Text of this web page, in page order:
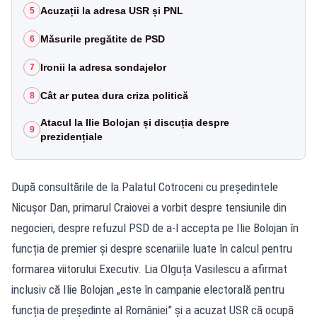
5 Acuzații la adresa USR și PNL
6 Măsurile pregătite de PSD
7 Ironii la adresa sondajelor
8 Cât ar putea dura criza politică
9
Atacul la Ilie Bolojan și discuția despre
prezidențiale
După consultările de la Palatul Cotroceni cu președintele
Nicușor Dan, primarul Craiovei a vorbit despre tensiunile din
negocieri, despre refuzul PSD de a-l accepta pe Ilie Bolojan în
funcția de premier și despre scenariile luate în calcul pentru
formarea viitorului Executiv. Lia Olguța Vasilescu a afirmat
inclusiv că Ilie Bolojan „este în campanie electorală pentru
funcția de președinte al României” și a acuzat USR că ocupă